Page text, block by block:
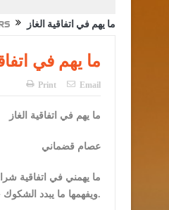
الملك
ما يهم في اتفاقية الغاز
ما يهم في
Print Email
ما يهم في اتفاقية الغاز
عصام قضماني
ما يهمني في اتفاقية
ويفهمها ما يبدد الشكوك حولها.